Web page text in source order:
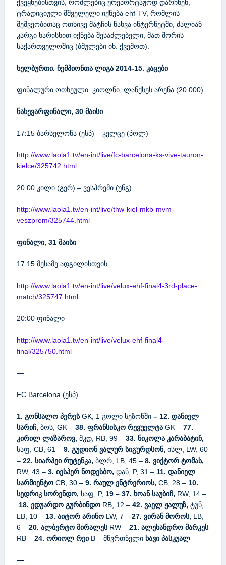
ქვეყნებისთვის, რომლებიც ურეპორტაჟოდ დარჩნენ,
ტრადიციული მშველელი იქნება ehf-TV, რომლის
მეშვეობითაც ოთხივე მატჩის ნახვა ინტერნეტში, ძალიან
კარგი ხარისხით იქნება შესაძლებელი, მათ შორის –
საქართველოშიც (ბმულები იხ. ქვემოთ).
ხელბურთი. ჩემპიონთა ლიგა 2014-15. კაცები
ფინალური ოთხეული. კიოლნი, ლანქსეს არენა (20 000)
ნახევარფინალი, 30 მაისი
17:15 ბარსელონა (ესპ) – კელცე (პოლ)
http://www.laola1.tv/en-int/live/fc-barcelona-ks-vive-tauron-
kielce/325742.html
20:00 კილი (გერ) – ვესპრემი (უნგ)
http://www.laola1.tv/en-int/live/thw-kiel-mkb-mvm-
veszprem/325744.html
ფინალი, 31 მაისი
17:15 მესამე ადგილისთვის
http://www.laola1.tv/en-int/live/velux-ehf-final4-3rd-place-
match/325747.html
20:00 ფინალი
http://www.laola1.tv/en-int/live/velux-ehf-final4-
final/325750.html
—
FC Barcelona (ესპ)
1. გონსალო პერესGK, 1 გოლი სეზონში – 12. დანიელ
სარიჩ, ბოს, GK – 38. ფრანსისკო რევუელტა GK – 77.
კირილ ლაზაროვ, მკდ, RB, 99 – 33. ნიკოლა კარაბატიჩ,
საფ, CB, 61 – 9. გუდიონ ვალურ სიგურდსონ, ისლ, LW, 60
– 22. სიარჰეი რუტენკა, ბლრ, LB, 45 – 8. ვიქტორ ტომას,
RW, 43 – 3. იესპერ ნოდესბო, დან, P, 31 – 11. დანიელ
სარმიენტო CB, 30 – 9. რაულ ენტრერიოს, CB, 28 – 10.
სედრიკ სორენდო, საფ, P, 19 – 37. ხოან საუბიჩ, RW, 14 –
18. ედუარდო გურბინდო RB, 12 – 42. ვაელ ჟალუზ, ტუნ,
LB, 10 – 13. აიტორ არინო LW, 7 – 27. ვირან მოროს, LB,
6 – 20. ალბერტო მირალესRW – 21. ალეხანდრო მარკეს
RB – 24. ორიოლ რეი B – მწვრთნელი ხავი პასკუალ
—